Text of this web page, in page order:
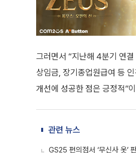
그러면서 “지난해 4분기 연
상임금, 장기종업원급여 등
개선에 성공한 점은 긍정적”
관련 뉴스
GS25 편의점서 ‘무신사 옷’